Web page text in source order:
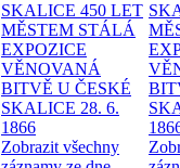
SKALICE 450 LET
MĚSTEM STÁLÁ
EXPOZICE
VĚNOVANÁ
BITVĚ U ČESKÉ
SKALICE 28. 6.
1866
Zobrazit všechny